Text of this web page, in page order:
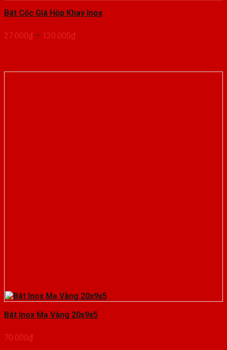
Bát Cốc Giá Hộp Khay Inox
27.000₫ – 120.000₫Khoảng
đến
Bát Inox Mạ Vàng 20x9x5
70.000₫